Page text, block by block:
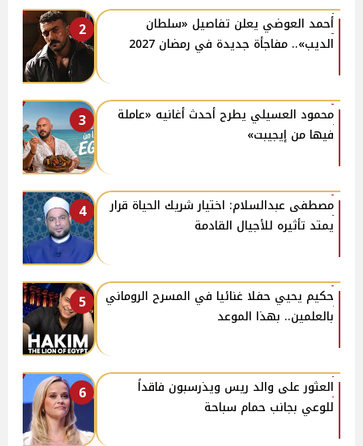
2
أحمد العوضي يعلن تفاصيل «سلطان
الديب».. مفاجأة جديدة في رمضان 2027
3
محمود العسيلي يطرح أحدث أغانيه «عاملة
فيها من إيجيبت»
4
مصطفى عبدالسلام: اختيار شريك الحياة قرار
يمتد تأثيره للأجيال القادمة
5
حكيم يحيي حفلا غنائيا في المسرح الروماني
بالعلمين.. بهذا الموعد
6
العثور على والد ريس ويذرسبون فاقداً
للوعي بجانب حمام سباحة